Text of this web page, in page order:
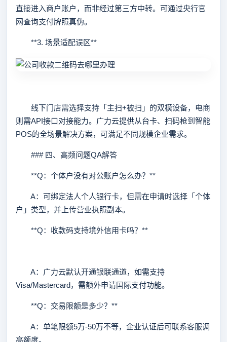
直接进入商户账户，而非经过第三方中转。可通过央行官
网查询支付牌照真伪。
**3. 场景适配误区**
线下门店需选择支持「主扫+被扫」的双模设备，电商
则需API接口对接能力。广力云提供从台卡、扫码枪到智能
POS的全场景解决方案，可满足不同规模企业需求。
### 四、高频问题QA解答
**Q：个体户没有对公账户怎么办？**
A：可绑定法人个人银行卡，但需在申请时选择「个体
户」类型，并上传营业执照副本。
**Q：收款码支持境外信用卡吗？**
A：广力云默认开通银联通道，如需支持
Visa/Mastercard，需额外申请国际支付功能。
**Q：交易限额是多少？**
A：单笔限额5万-50万不等，企业认证后可联系客服调
高额度。